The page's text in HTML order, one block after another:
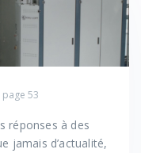
page 53
réponses à des
jamais d’actualité,